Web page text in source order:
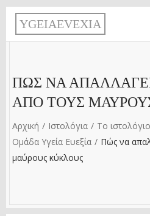
Παράκαμψη προς το κυρίως
YGEIAEVEXIA
ΠΏΣ ΝΑ
ΑΠΌ ΤΟΥΣ
Αρχική Ιστολόγια
Το
Ομάδα Υγεία Ευεξία
Πώς να
μαύρους κύκλους